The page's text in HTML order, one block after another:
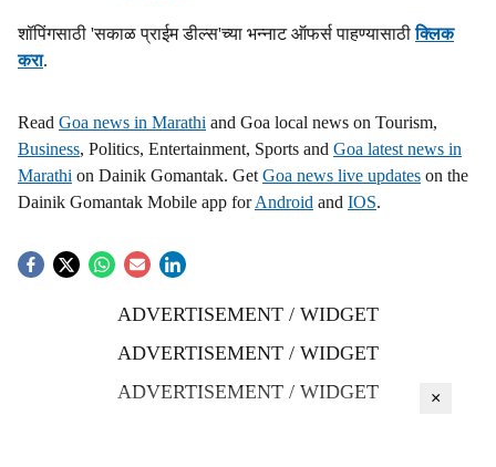
शॉपिंगसाठी 'सकाळ प्राईम डील्स'च्या भन्नाट ऑफर्स पाहण्यासाठीक्लिक
करा.
Read Goa news in Marathi and Goa local news on Tourism,
Business, Politics, Entertainment, Sports and Goa latest news in
Marathi on Dainik Gomantak. Get Goa news live updates on the
Dainik Gomantak Mobile app forAndroid and IOS.
ADVERTISEMENT / WIDGET
ADVERTISEMENT / WIDGET
ADVERTISEMENT / WIDGET
×